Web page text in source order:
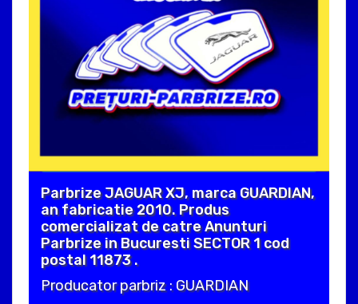
Parbrize JAGUAR XJ, marca GUARDIAN,
an fabricatie 2010. Produs
comercializat de catre Anunturi
Parbrize in Bucuresti SECTOR 1 cod
postal 11873 .
Producator parbriz : GUARDIAN